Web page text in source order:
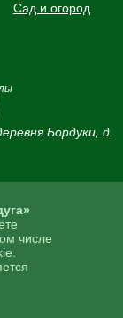
числе
Сад и огород
Бордуки, д.